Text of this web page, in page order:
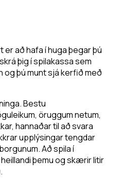
að hafa í huga þegar þú
þig í spilakassa sem
og þú munt sjá kerfið með
Bestu
öruggum netum,
hannaðar til að svara
upplýsingar tengdar
Að spila í
þemu og skærir litir